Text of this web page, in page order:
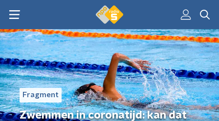
Fragment
Zwemmen in coronatijd: kan dat